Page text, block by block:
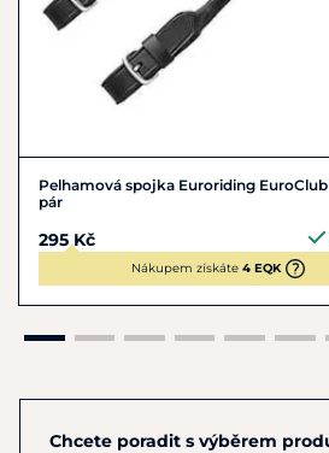
Pelhamová spojka Euroriding EuroClub
pár
295 Kč
Nákupem získáte4 EQK
Chcete poradit s výběrem